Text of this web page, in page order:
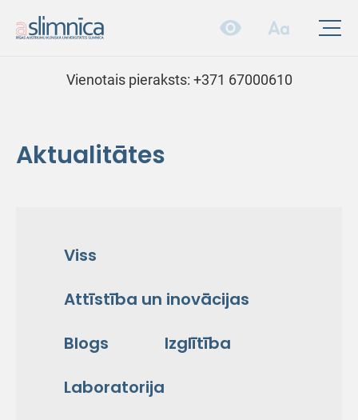
Vienotais pieraksts: +371 67000610
Aktualitātes
Viss
Attīstība un inovācijas
Blogs Izglītība
Laboratorija